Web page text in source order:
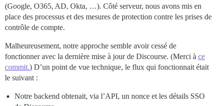
(Google, O365, AD, Okta, …). Côté serveur, nous avons mis en
place des processus et des mesures de protection contre les prises de
contrôle de compte.
Malheureusement, notre approche semble avoir cessé de
fonctionner avec la dernière mise à jour de Discourse. (Merci à ce
commit.) D’un point de vue technique, le flux qui fonctionnait était
le suivant :
Notre backend obtenait, via l’API, un nonce et les détails SSO